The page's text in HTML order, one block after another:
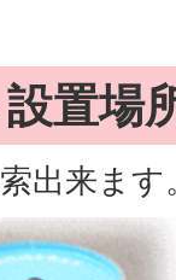
置場
出来ます